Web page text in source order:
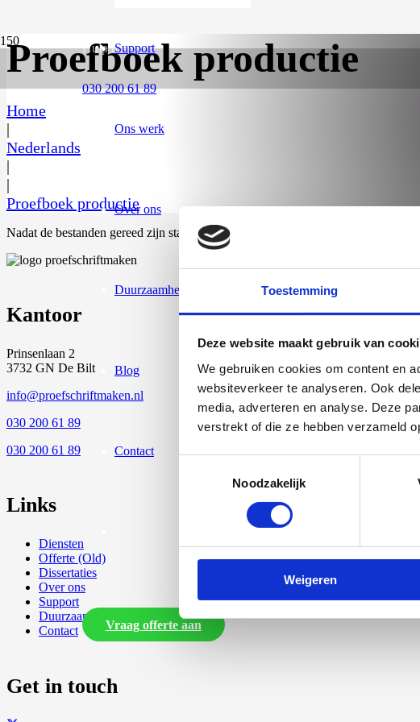
Toestemming
Deze website maakt gebruik van
We gebruiken cookies om content en
websiteverkeer te analyseren. Ook
media, adverteren en analyse. Deze
verstrekt of die ze hebben verzameld
Noodzakelijk
Weigeren
Hulp nodig?
030 200 61 89
Support
Ons werk
Over ons
Duurzaamheid
Blog
Contact
Vraag offerte aan
Proefboek productie
Home
|
Nederlands
|
|
Proefboek productie
Nadat de bestanden gereed zijn starten we de productie van de eerste
Kantoor
Prinsenlaan 2
3732 GN De Bilt
info@proefschriftmaken.nl
030 200 61 89
030 200 61 89
Links
Diensten
Offerte (Old)
Dissertaties
Over ons
Support
Duurzaamheid
Contact
Get in touch